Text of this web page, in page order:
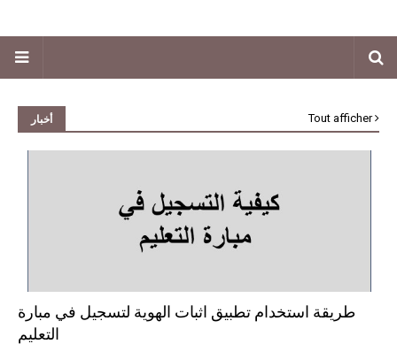
أخبار Tout afficher
طريقة استخدام تطبيق اثبات الهوية لتسجيل في مبارة
التعليم